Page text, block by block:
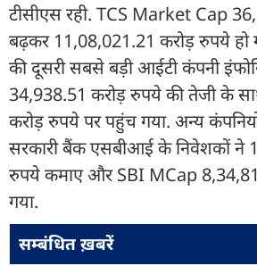
टीसीएस रही. TCS Market Cap
बढ़कर 11,08,021.21 करोड़ रुपये
की दूसरी सबसे बड़ी आईटी कंपनी
34,938.51 करोड़ रुपये की तेजी के
करोड़ रुपये पर पहुंच गया. अन्य
सरकारी बैंक एसबीआई के निवेशकों ने
रुपये कमाए और SBI MCap
गया.
सम्बंधित ख़बरें